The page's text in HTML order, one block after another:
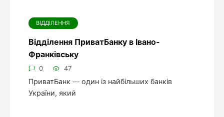
ВІДДІЛЕННЯ
Відділення ПриватБанку в Івано-
Франківську
0 47
ПриватБанк — один із найбільших банків
України, який